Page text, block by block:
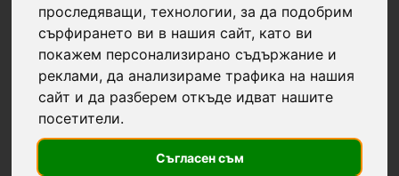
проследяващи, технологии, за да подобрим
сърфирането ви в нашия сайт, като ви
покажем персонализирано съдържание и
реклами, да анализираме трафика на нашия
сайт и да разберем откъде идват нашите
посетители.
Съгласен съм